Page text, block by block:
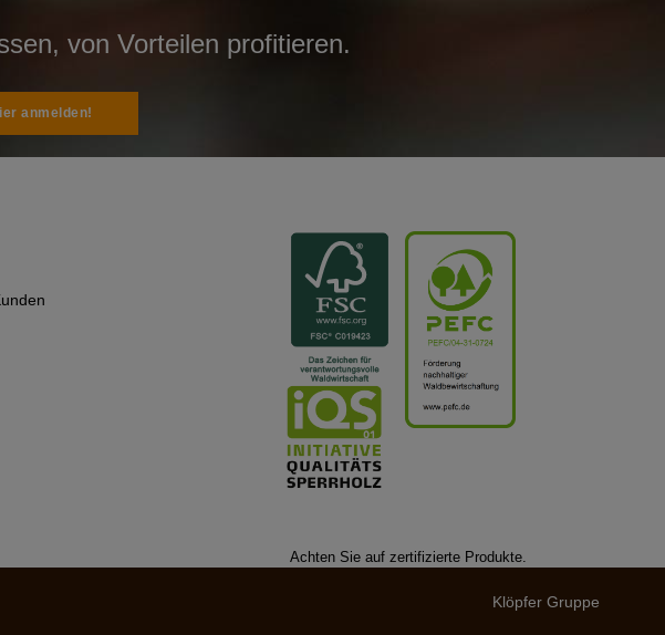
von Vorteilen profitieren.
anmelden!
Achten Sie auf zertifizierte Produkte.
Klöpfer Gruppe